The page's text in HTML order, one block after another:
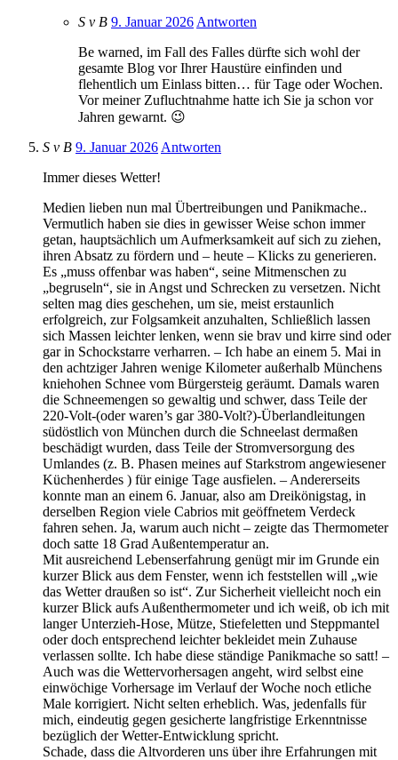
S v B 9. Januar 2026 Antworten
Be warned, im Fall des Falles dürfte sich wohl der
gesamte Blog vor Ihrer Haustüre einfinden und
flehentlich um Einlass bitten… für Tage oder Wochen.
Vor meiner Zufluchtnahme hatte ich Sie ja schon vor
Jahren gewarnt. 😉
S v B 9. Januar 2026 Antworten
Immer dieses Wetter!
Medien lieben nun mal Übertreibungen und Panikmache..
Vermutlich haben sie dies in gewisser Weise schon immer
getan, hauptsächlich um Aufmerksamkeit auf sich zu ziehen,
ihren Absatz zu fördern und – heute – Klicks zu generieren.
Es „muss offenbar was haben“, seine Mitmenschen zu
„begruseln“, sie in Angst und Schrecken zu versetzen. Nicht
selten mag dies geschehen, um sie, meist erstaunlich
erfolgreich, zur Folgsamkeit anzuhalten, Schließlich lassen
sich Massen leichter lenken, wenn sie brav und kirre sind oder
gar in Schockstarre verharren. – Ich habe an einem 5. Mai in
den achtziger Jahren wenige Kilometer außerhalb Münchens
kniehohen Schnee vom Bürgersteig geräumt. Damals waren
die Schneemengen so gewaltig und schwer, dass Teile der
220-Volt-(oder waren’s gar 380-Volt?)-Überlandleitungen
südöstlich von München durch die Schneelast dermaßen
beschädigt wurden, dass Teile der Stromversorgung des
Umlandes (z. B. Phasen meines auf Starkstrom angewiesener
Küchenherdes ) für einige Tage ausfielen. – Andererseits
konnte man an einem 6. Januar, also am Dreikönigstag, in
derselben Region viele Cabrios mit geöffnetem Verdeck
fahren sehen. Ja, warum auch nicht – zeigte das Thermometer
doch satte 18 Grad Außentemperatur an.
Mit ausreichend Lebenserfahrung genügt mir im Grunde ein
kurzer Blick aus dem Fenster, wenn ich feststellen will „wie
das Wetter draußen so ist“. Zur Sicherheit vielleicht noch ein
kurzer Blick aufs Außenthermometer und ich weiß, ob ich mit
langer Unterzieh-Hose, Mütze, Stiefeletten und Steppmantel
oder doch entsprechend leichter bekleidet mein Zuhause
verlassen sollte. Ich habe diese ständige Panikmache so satt! –
Auch was die Wettervorhersagen angeht, wird selbst eine
einwöchige Vorhersage im Verlauf der Woche noch etliche
Male korrigiert. Nicht selten erheblich. Was, jedenfalls für
mich, eindeutig gegen gesicherte langfristige Erkenntnisse
bezüglich der Wetter-Entwicklung spricht.
Schade, dass die Altvorderen uns über ihre Erfahrungen mit